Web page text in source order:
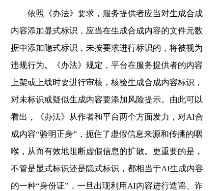
依照《办法》要求，服务提供者应当对生成合成
内容添加显式标识，应当在生成合成内容的文件元数
据中添加隐式标识，未按要求进行标识的，将被视为
违规行为。《办法》规定，平台在服务提供者的内容
上架或上线时要进行审核，核验生成合成内容标识，
对未标识或疑似生成内容要添加风险提示。由此可以
看出，《办法》从作者和平台两个方面发力，对AI合
成内容“验明正身”，扼住了虚假信息来源和传播的咽
喉，从而有效地阻断虚假信息的扩散。更重要的是，
不管是显式标识还是隐式标识，都相当于AI生成内容
的一种“身份证”，一旦出现利用AI内容进行造谣、诈